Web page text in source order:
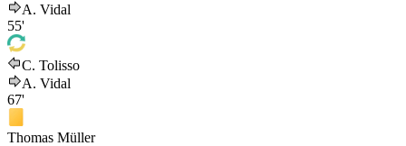
A. Vidal
55'
C. Tolisso
A. Vidal
67'
Thomas Müller